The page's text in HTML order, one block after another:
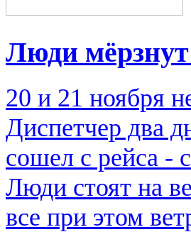
Люди мёрзнут
20 и 21 ноября
Диспетчер два
сошел с рейса -
Люди стоят на
все при этом